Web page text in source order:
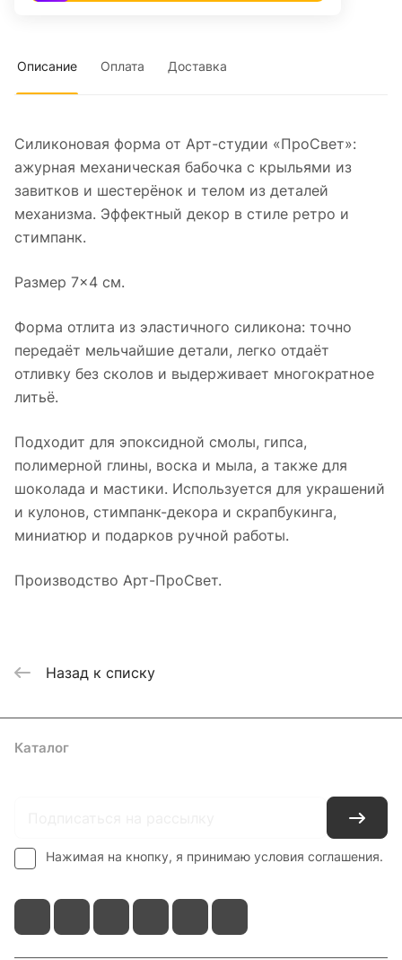
Описание Оплата Доставка
Силиконовая форма от Арт-студии «ПроСвет»:
ажурная механическая бабочка с крыльями из
завитков и шестерёнок и телом из деталей
механизма. Эффектный декор в стиле ретро и
стимпанк.
Размер 7×4 см.
Форма отлита из эластичного силикона: точно
передаёт мельчайшие детали, легко отдаёт
отливку без сколов и выдерживает многократное
литьё.
Подходит для эпоксидной смолы, гипса,
полимерной глины, воска и мыла, а также для
шоколада и мастики. Используется для украшений
и кулонов, стимпанк-декора и скрапбукинга,
миниатюр и подарков ручной работы.
Производство Арт-ПроСвет.
Назад к списку
Каталог
Нажимая на кнопку, я принимаю условия соглашения.